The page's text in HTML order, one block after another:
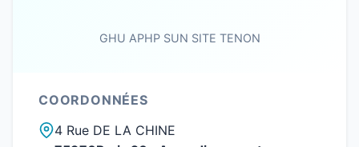
GHU APHP SUN SITE TENON
COORDONNÉES
4 Rue DE LA CHINE